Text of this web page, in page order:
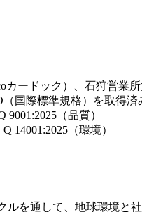
カードック）、石狩営業
国際標準規格）を取得済
9001:2025（品質）
14001:2025（環境）
ルを通して、地球環境と